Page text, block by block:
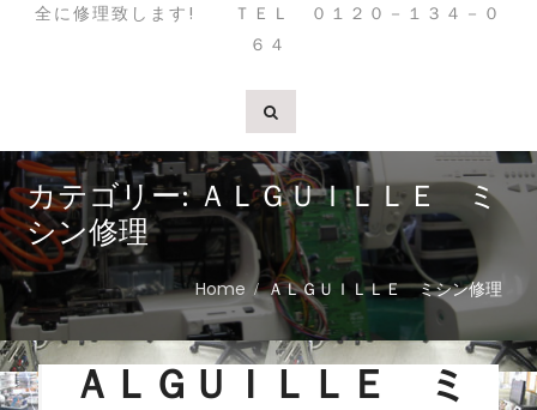
e
n
t
全に修理致します! ＴＥＬ ０１２０－１３４－０
６４
カテゴリー: ＡＬＧＵＩＬＬＥ ミ
シン修理
Home ＡＬＧＵＩＬＬＥ ミシン修理
ＡＬＧＵＩＬＬＥ ミ